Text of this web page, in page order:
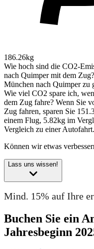
186.26kg
Wie hoch sind die CO2-
nach Quimper mit dem Zug?
München nach Quimper zu
Wie viel CO2 spare ich,
dem Zug fahre? Wenn Sie
Zug fahren, sparen Sie
einem Flug, 5.82kg im
Vergleich zu einer Autofahrt.
Können wir etwas
Lass uns wissen!
Mind. 15% auf Ihre
Buchen Sie ein
Jahresbeginn